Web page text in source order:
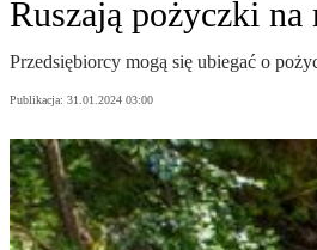
Ruszają pożyczki
Przedsiębiorcy mogą się ubiegać o
Publikacja: 31.01.2024 03:00